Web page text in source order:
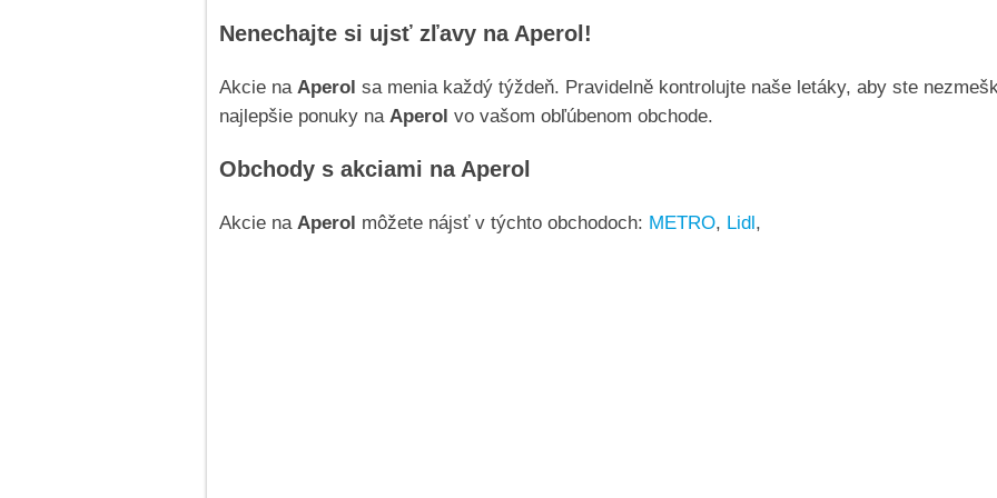
Nenechajte si ujsť zľavy na Aperol!
Akcie na Aperol sa menia každý týždeň. Pravidelně kontrolujte naše letáky, aby ste
najlepšie ponuky na Aperol vo vašom obľúbenom obchode.
Obchody s akciami na Aperol
Akcie na Aperol môžete nájsť v týchto obchodoch: METRO, Lidl,